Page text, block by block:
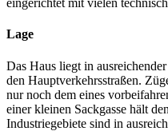
eingerichtet mit vielen
Lage
Das Haus liegt in
den Hauptverkehrsstraßen.
nur noch dem eines
einer kleinen Sackgasse hält
Industriegebiete sind in